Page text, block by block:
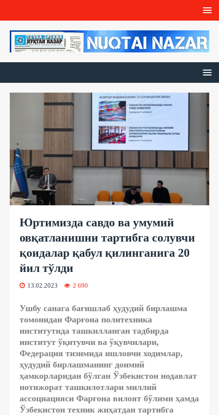
Юртимизда савдо ва умумий
овқатланишни тартибга солувчи
қоидалар қабул қилинганига 20
йил тўлди
13.02.2023 2 690
Ушбу санага бағишлаб ҳудудий бирлашма
томонидан Фарғона политехника
институтида ташкилланган тадбирда
институт ўқитувчи ва ўқувчилари,
Федерация тизимида ишловчи ходимлар,
ҳудудий бирлашманинг доимий
ҳамкорларидан бўлган Ўзбекистон нодавлат
нотижорат ташкилотлари миллий
ассоциацияси Фарғона вилоят бўлими ҳамда
Ўзбекистон техник жиҳатдан тартибга